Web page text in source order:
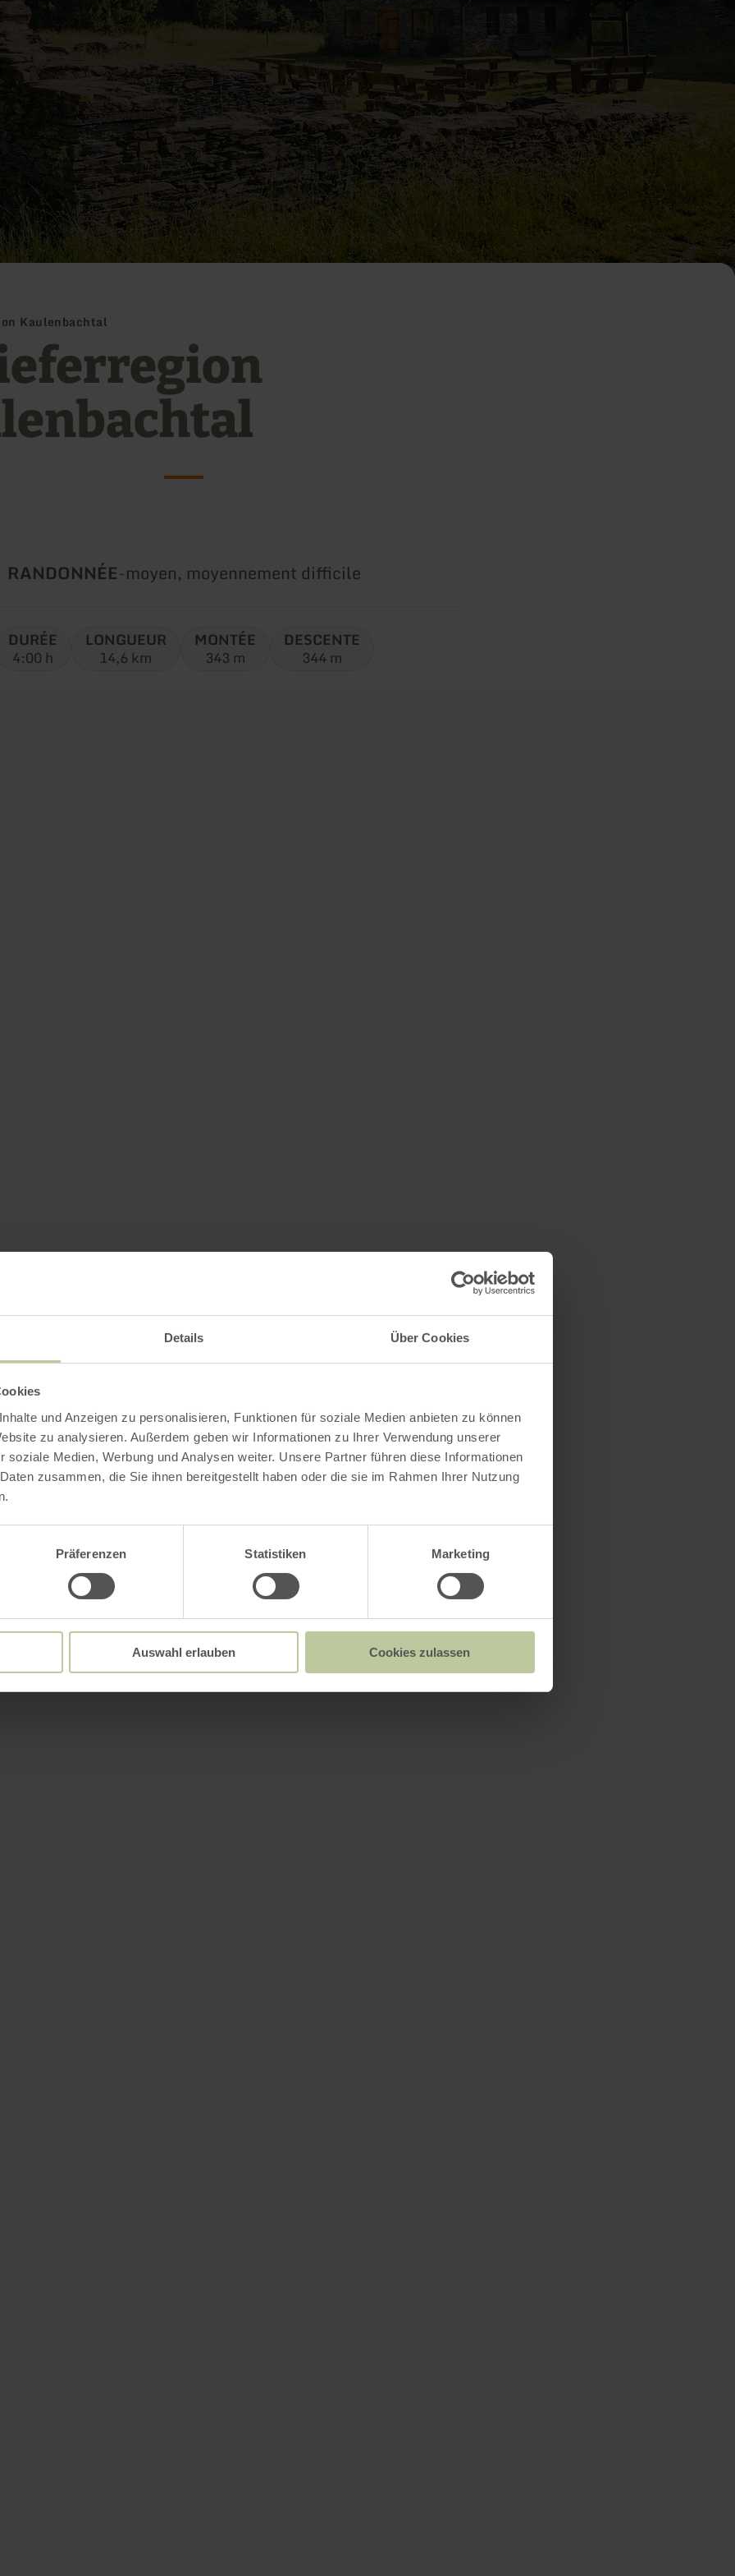
Details Über Cookies
und Anzeigen zu personalisieren, Funktionen für soziale Medien anbieten zu können
zu analysieren. Außerdem geben wir Informationen zu Ihrer Verwendung unserer
soziale Medien, Werbung und Analysen weiter. Unsere Partner führen diese Informationen
zusammen, die Sie ihnen bereitgestellt haben oder die sie im Rahmen Ihrer Nutzung
Präferenzen Statistiken Marketing
Auswahl erlauben Cookies zulassen
Kaulenbachtal
Type
circuit:
RANDONNÉE-Difficulté:
moyen, moyennement difficile
DURÉE
4:00 h
LONGUEUR
14,6 km
MONTÉE
343 m
DESCENTE
344 m